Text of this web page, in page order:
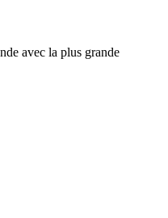
avec la plus grande